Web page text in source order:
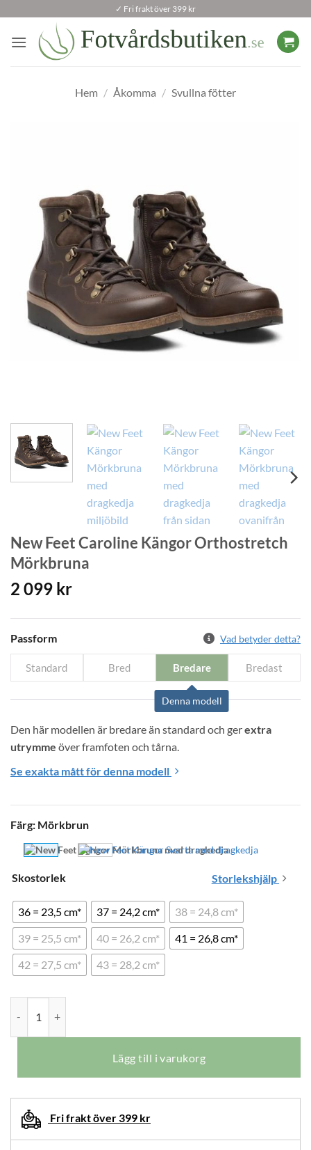
content
✓ Fri frakt över 399 kr
Hem / Åkomma / Svullna fötter
New Feet Caroline Kängor Orthostretch
Mörkbruna
2 099 kr
Passform Vad betyder detta?
Standard Bred Bredare
Denna modell
Bredast
Den här modellen är bredare än standard och ger extra
utrymme över framfoten och tårna.
Se exakta mått för denna modell
Färg: Mörkbrun
Skostorlek Storlekshjälp
36 = 23,5 cm* 37 = 24,2 cm*
38 = 24,8 cm*
39 = 25,5 cm*
40 = 26,2 cm*
41 = 26,8 cm*
42 = 27,5 cm*
43 = 28,2 cm*
Lägg till i varukorg
Fri frakt över 399 kr